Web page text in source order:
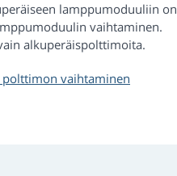
lamppumoduuliin on
vaihtaminen.
alkuperäispolttimoita.
vaihtaminen